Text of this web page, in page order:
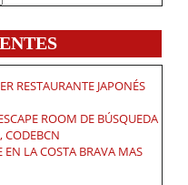
RESTAURANTE JAPONÉS
ROOM DE BÚSQUEDA
CODEBCN
LA COSTA BRAVA MAS